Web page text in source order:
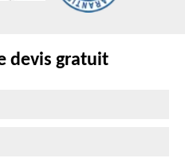
devis gratuit